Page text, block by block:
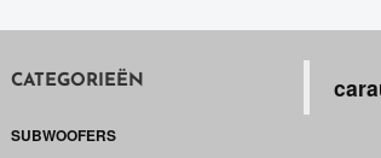
CATEGORIEËN
SUBWOOFERS